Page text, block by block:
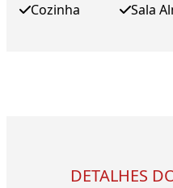
Cozinha
Sala
DETALHES